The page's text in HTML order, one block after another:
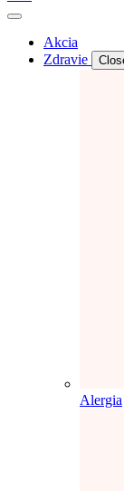
Akcia
Zdravie
Alergia